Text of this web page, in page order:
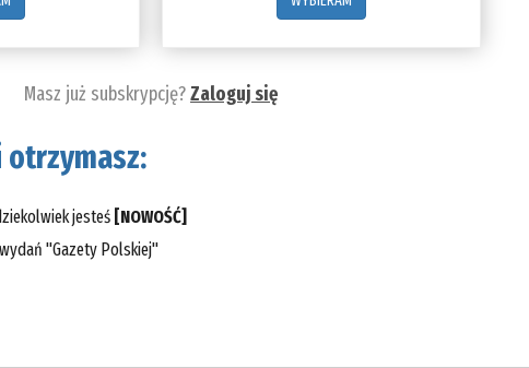
Masz już subskrypcję?Zaloguj się
otrzymasz:
jesteś [NOWOŚĆ]
"Gazety Polskiej"